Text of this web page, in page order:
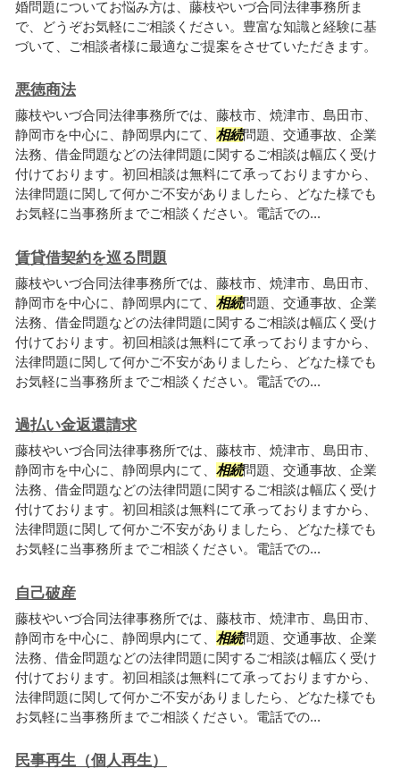
婚問題についてお悩み方は、藤枝やいづ合同法律事務所ま
で、どうぞお気軽にご相談ください。豊富な知識と経験に基
づいて、ご相談者様に最適なご提案をさせていただきます。
悪徳商法
藤枝やいづ合同法律事務所では、藤枝市、焼津市、島田市、
静岡市を中心に、静岡県内にて、 相続問題、交通事故、企業
法務、借金問題などの法律問題に関するご相談は幅広く受け
付けております。初回相談は無料にて承っておりますから、
法律問題に関して何かご不安がありましたら、どなた様でも
お気軽に当事務所までご相談ください。電話での...
賃貸借契約を巡る問題
藤枝やいづ合同法律事務所では、藤枝市、焼津市、島田市、
静岡市を中心に、静岡県内にて、 相続問題、交通事故、企業
法務、借金問題などの法律問題に関するご相談は幅広く受け
付けております。初回相談は無料にて承っておりますから、
法律問題に関して何かご不安がありましたら、どなた様でも
お気軽に当事務所までご相談ください。電話での...
過払い金返還請求
藤枝やいづ合同法律事務所では、藤枝市、焼津市、島田市、
静岡市を中心に、静岡県内にて、 相続問題、交通事故、企業
法務、借金問題などの法律問題に関するご相談は幅広く受け
付けております。初回相談は無料にて承っておりますから、
法律問題に関して何かご不安がありましたら、どなた様でも
お気軽に当事務所までご相談ください。電話での...
自己破産
藤枝やいづ合同法律事務所では、藤枝市、焼津市、島田市、
静岡市を中心に、静岡県内にて、 相続問題、交通事故、企業
法務、借金問題などの法律問題に関するご相談は幅広く受け
付けております。初回相談は無料にて承っておりますから、
法律問題に関して何かご不安がありましたら、どなた様でも
お気軽に当事務所までご相談ください。電話での...
民事再生（個人再生）